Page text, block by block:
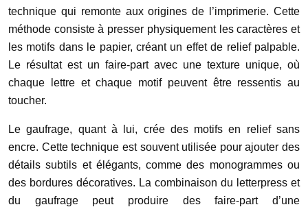
technique qui remonte aux origines de l’imprimerie. Cette
méthode consiste à presser physiquement les caractères et
les motifs dans le papier, créant un effet de relief palpable.
Le résultat est un faire-part avec une texture unique, où
chaque lettre et chaque motif peuvent être ressentis au
toucher.
Le gaufrage, quant à lui, crée des motifs en relief sans
encre. Cette technique est souvent utilisée pour ajouter des
détails subtils et élégants, comme des monogrammes ou
des bordures décoratives. La combinaison du letterpress et
du gaufrage peut produire des faire-part d’une